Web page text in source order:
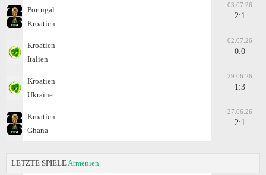
Portugal
Kroatien
03.07.26
2:1
Kroatien
Italien
02.07.26
0:0
Kroatien
Ukraine
29.06.26
1:3
Kroatien
Ghana
27.06.26
2:1
LETZTE SPIELE Armenien